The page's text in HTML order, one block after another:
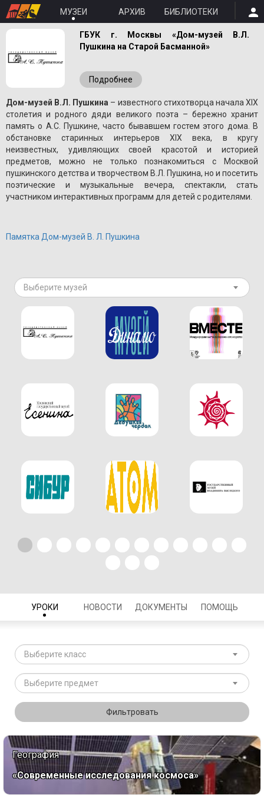
МУЗЕИ АРХИВ БИБЛИОТЕКИ
ГБУК г. Москвы «Дом-музей В.Л.
Пушкина на Старой Басманной»
Подробнее
Дом-музей В.Л. Пушкина – известного стихотворца начала XIX
столетия и родного дяди великого поэта – бережно хранит
память о A.С. Пушкине, часто бывавшем гостем этого дома. В
обстановке старинных интерьеров XIX века, в кругу
неизвестных, удивляющих своей красотой и историей
предметов, можно не только познакомиться с Москвой
пушкинского детства и творчеством В.Л. Пушкина, но и посетить
поэтические и музыкальные вечера, спектакли, стать
участником интерактивных программ для детей с родителями.
Памятка Дом-музей В. Л. Пушкина
Выберите музей
УРОКИ НОВОСТИ ДОКУМЕНТЫ ПОМОЩЬ
Выберите класс
Выберите предмет
Фильтровать
География
«Современные исследования космоса»